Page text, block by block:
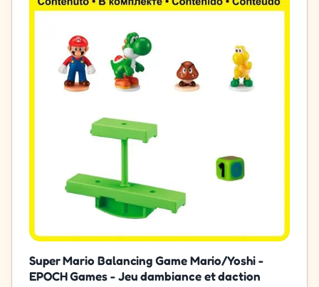
Super Mario Balancing Game Mario/Yoshi -
EPOCH Games - Jeu dambiance et daction